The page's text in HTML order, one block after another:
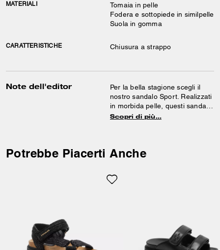
MATERIALI
Tomaia in pelle
Fodera e sottopiede in similpelle
Suola in gomma
CARATTERISTICHE Chiusura a strappo
Note dell'editor
Per la bella stagione scegli il
nostro sandalo Sport. Realizzati
in morbida pelle, questi sandali
con cinturino presentano una
resistente, il modello da donna
passeggiata nel parco a un
Scopri di più…
Potrebbe Piacerti Anche